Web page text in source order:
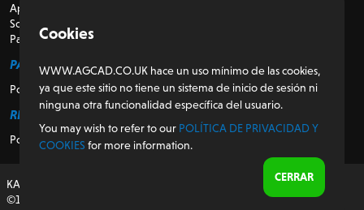
Apoyo
Sobre nosotros
Para revendedores
PARA LOS CLIENTES
Portal del cliente
REGULADOR
Política de privacidad y cookies
KASEMAKE, diseñado y desarrollado en el Reino Unido
©1987-2026 AG/CAD Limited
Cookies
WWW.AGCAD.CO.UK hace un uso mínimo de las cookies,
ya que este sitio no tiene un sistema de inicio de sesión ni
ninguna otra funcionalidad específica del usuario.
You may wish to refer to our POLÍTICA DE PRIVACIDAD Y
COOKIES for more information.
CERRAR